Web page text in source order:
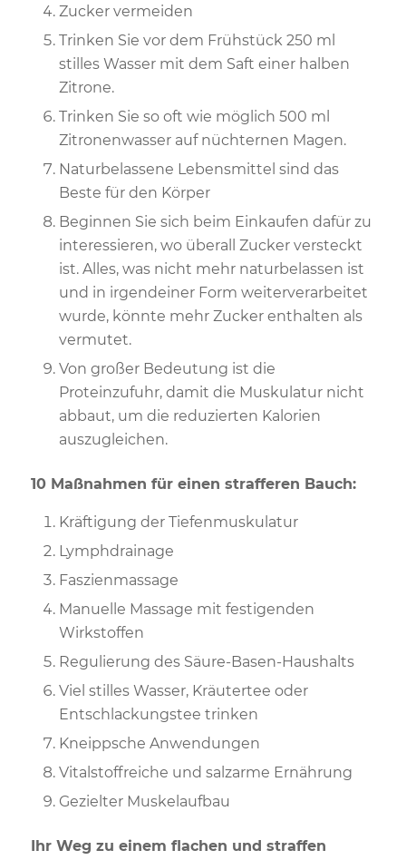
Zucker vermeiden
Trinken Sie vor dem Frühstück 250 ml
stilles Wasser mit dem Saft einer halben
Zitrone.
Trinken Sie so oft wie möglich 500 ml
Zitronenwasser auf nüchternen Magen.
Naturbelassene Lebensmittel sind das
Beste für den Körper
Beginnen Sie sich beim Einkaufen dafür zu
interessieren, wo überall Zucker versteckt
ist. Alles, was nicht mehr naturbelassen ist
und in irgendeiner Form weiterverarbeitet
wurde, könnte mehr Zucker enthalten als
vermutet.
Von großer Bedeutung ist die
Proteinzufuhr, damit die Muskulatur nicht
abbaut, um die reduzierten Kalorien
auszugleichen.
10 Maßnahmen für einen strafferen Bauch:
Kräftigung der Tiefenmuskulatur
Lymphdrainage
Faszienmassage
Manuelle Massage mit festigenden
Wirkstoffen
Regulierung des Säure-Basen-Haushalts
Viel stilles Wasser, Kräutertee oder
Entschlackungstee trinken
Kneippsche Anwendungen
Vitalstoffreiche und salzarme Ernährung
Gezielter Muskelaufbau
Ihr Weg zu einem flachen und straffen